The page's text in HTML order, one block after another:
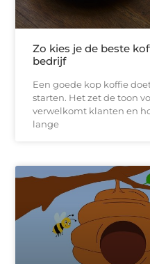
Zo kies je de beste
bedrijf
Een goede kop koffie
starten. Het zet de toon
verwelkomt klanten en
lange